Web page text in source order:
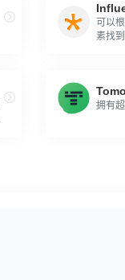
可以
素找
拥有